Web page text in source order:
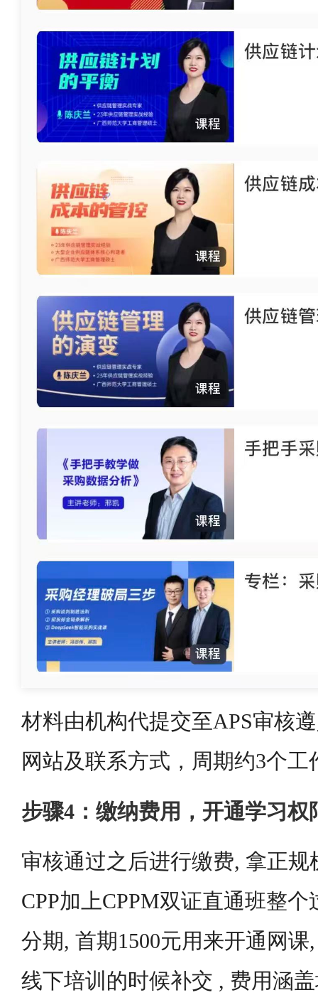
材料由机构代提交至APS审核
网站及联系方式，周期约3个工
步骤4：缴纳费用，开通学习权
审核通过之后进行缴费, 拿正
CPP加上CPPM双证直通班整个
分期, 首期1500元用来开通网课
线下培训的时候补交 , 费用涵